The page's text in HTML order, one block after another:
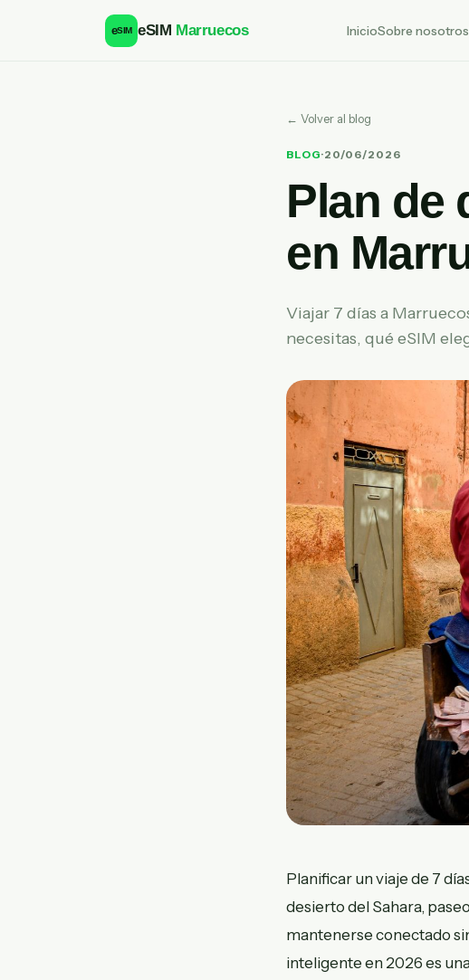
eSIM eSIM Marruecos InicioSobre nosotros
← Volver al blog
BLOG·20/06/2026
Plan de
en
Viajar 7 días a
necesitas, qué eSIM
Planificar un viaje de 7
desierto del Sahara,
mantenerse conectado
inteligente en 2026 es